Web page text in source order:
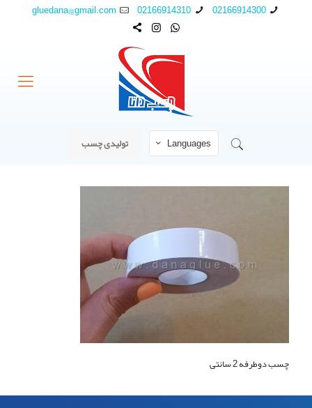
02166914300
02166914310
gluedana@gmail.com
Languages تولیدی چسب
چسب دوطرفه 2 سانتی